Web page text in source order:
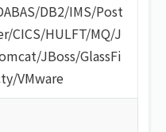
/DB2/IMS/Post
/CICS/HULFT/MQ/J
/JBoss/GlassFi
/VMware